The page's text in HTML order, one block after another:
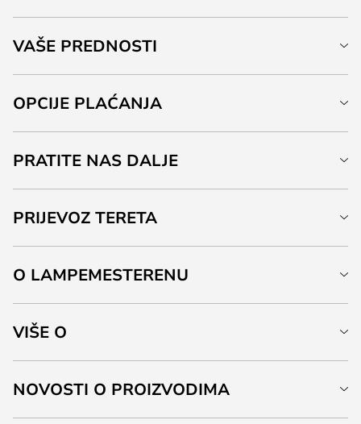
VAŠE PREDNOSTI
OPCIJE PLAĆANJA
PRATITE NAS DALJE
PRIJEVOZ TERETA
O LAMPEMESTERENU
VIŠE O
NOVOSTI O PROIZVODIMA